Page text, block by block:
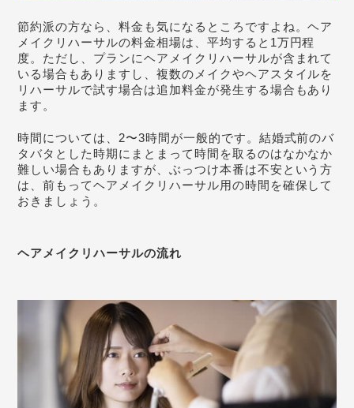
節約派の方なら、料金も気になるところですよね。ヘア
メイクリハーサルの料金相場は、平均すると1万円程
度。ただし、プランにヘアメイクリハーサルが含まれて
いる場合もありますし、複数のメイクやヘアスタイルを
リハーサルで試す場合は追加料金が発生する場合もあり
ます。
時間については、2〜3時間が一般的です。結婚式前のバ
タバタとした時期にまとまって時間を取るのはなかなか
難しい場合もありますが、ぶっつけ本番は不安という方
は、前もってヘアメイクリハーサル用の時間を確保して
おきましょう。
ヘアメイクリハーサルの流れ